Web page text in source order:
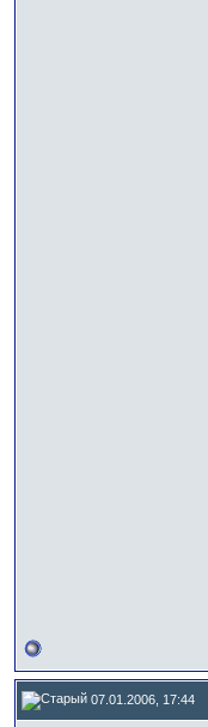
07.01.2006, 17:44